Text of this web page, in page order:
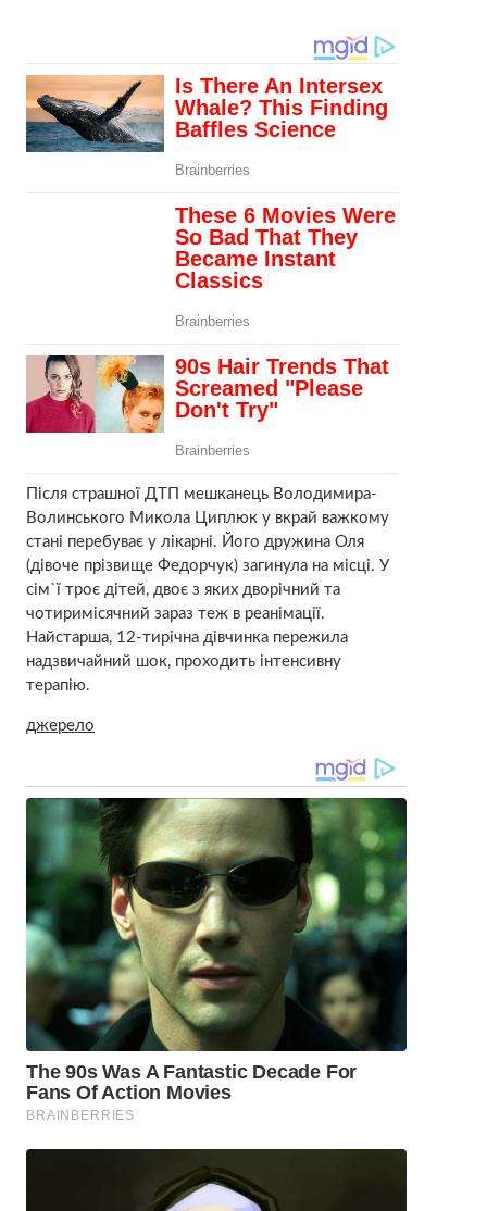
Після страшної ДТП мешканець Володимира-
Волинського Микола Циплюк у вкрай важкому
стані перебуває у лікарні. Його дружина Оля
(дівоче прізвище Федорчук) загинула на місці. У
сім`ї троє дітей, двоє з яких дворічний та
чотиримісячний зараз теж в реанімації.
Найстарша, 12-тирічна дівчинка пережила
надзвичайний шок, проходить інтенсивну
терапію.
джерело